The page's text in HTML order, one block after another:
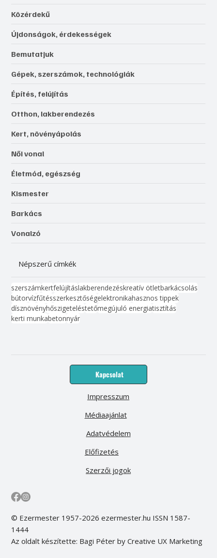
Közérdekű
Újdonságok, érdekességek
Bemutatjuk
Gépek, szerszámok, technológiák
Építés, felújítás
Otthon, lakberendezés
Kert, növényápolás
Női vonal
Életmód, egészség
Kismester
Barkács
Vonalzó
Népszerű címkék
szerszámkertfelújításlakberendezéskreatív ötletbarkácsolás
bútorvízfűtésszerkesztőségelektronikahasznos tippek
dísznövényhőszigeteléstetőmegújuló energiatisztítás
kerti munkabetonnyár
Kapcsolat
Médiaajánlat
Előfizetés
Impresszum
Adatvédelem
Szerzői jogok
© Ezermester 1957-2026 ezermester.hu ISSN 1587-
1444
Az oldalt készítette: Bagi Péter by Creative UX Marketing